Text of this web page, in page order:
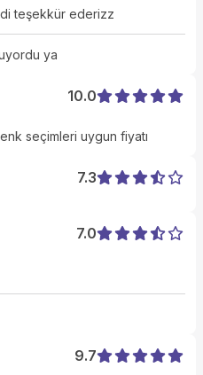
teşekkür ederizz
ya
10.0
seçimleri uygun fiyatı
7.3
7.0
9.7